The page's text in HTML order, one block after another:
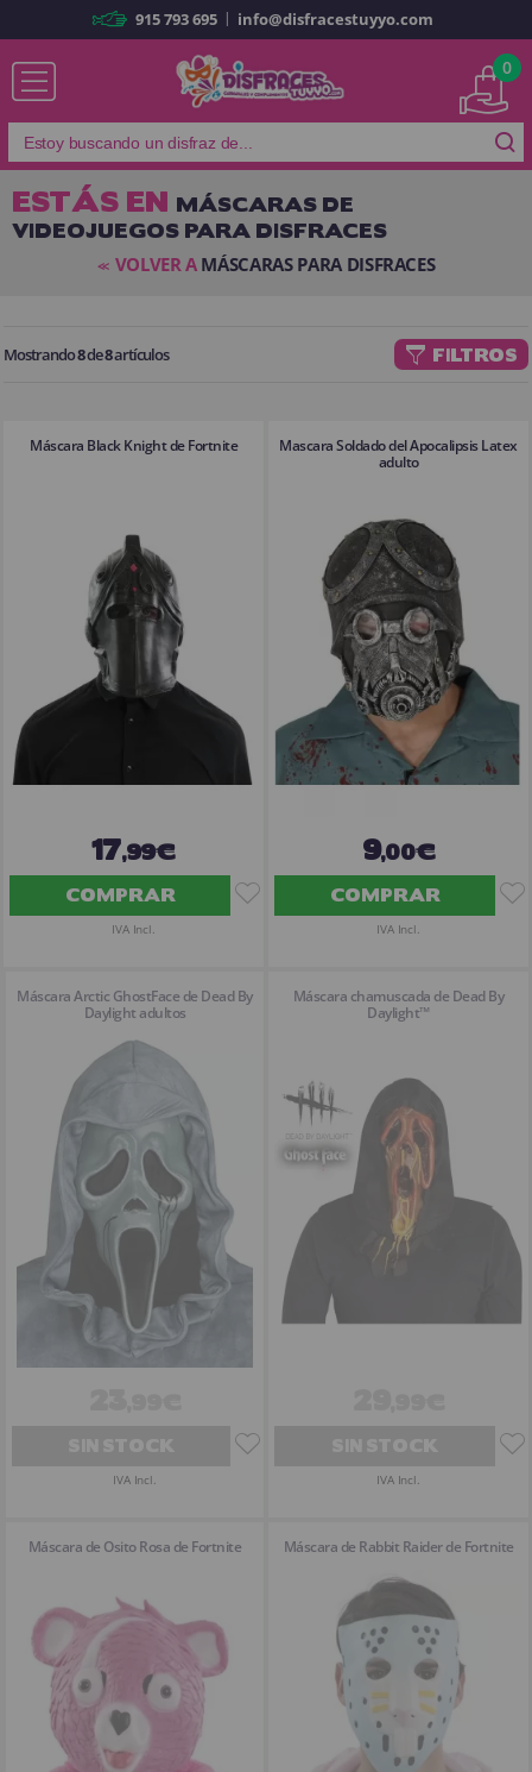
Ya soy cliente
Recordarme ¿Olvidó su contraseña?
Al crear una cuenta en
podrás realizar tus
¡Adelante! Te estabamos esperando.
CREAR CUENTA
915 793 695 | info@disfracestuyyo.com
0
ESTÁS EN MÁSCARAS DE
VIDEOJUEGOS PARA DISFRACES
<< VOLVER A MÁSCARAS PARA DISFRACES
Mostrando8de8artículos FILTROS
Máscara Black Knight de Fortnite
17,99€
COMPRAR
IVA Incl.
Mascara Soldado del Apocalipsis Latex
adulto
9,00€
COMPRAR
IVA Incl.
Máscara Arctic GhostFace de Dead By
Daylight adultos
IVA Incl.
Máscara chamuscada de Dead By
Daylight™
IVA Incl.
Máscara de Osito Rosa de Fortnite Máscara de Rabbit Raider de Fortnite